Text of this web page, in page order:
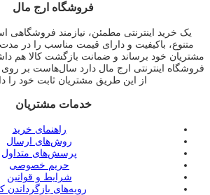
فروشگاه ارج مال
یک خرید اینترنتی مطمئن، نیازمند فروشگاهی
متنوع، باکیفیت و دارای قیمت مناسب را در
مشتریان خود برساند و ضمانت بازگشت کالا هم
فروشگاه اینترنتی ارج مال دارد سال‌هاست بر روی
از این طریق مشتریان ثابت خود را
خدمات مشتریان
راهنمای خرید
روش‌های ارسال
پرسش‌های متداول
حریم خصوصی
شرایط و قوانین
رویه‌های بازگرداندن